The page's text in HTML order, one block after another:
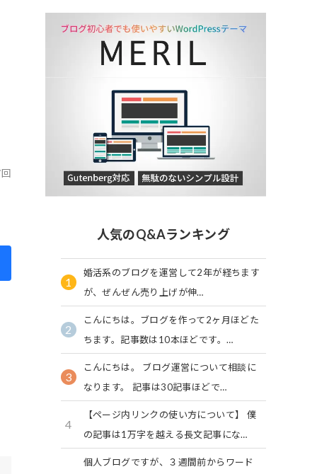
人気のQ&Aランキング
1
婚活系のブログを運営して2年が経ちます
が、ぜんぜん売り上げが伸…
2
こんにちは。ブログを作って2ヶ月ほどた
ちます。記事数は10本ほどです。…
3
こんにちは。 ブログ運営について相談に
なります。 記事は30記事ほどで…
4
【ページ内リンクの使い方について】 僕
の記事は1万字を越える長文記事にな…
個人ブログですが、３週間前からワード